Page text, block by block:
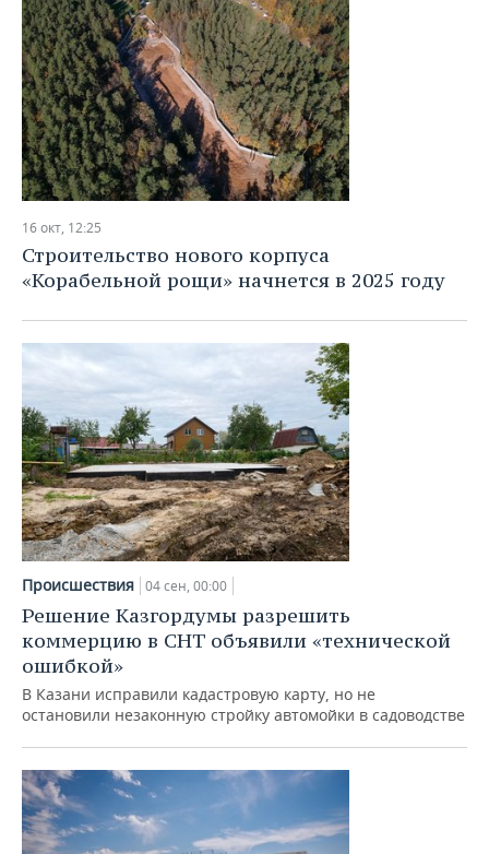
16 окт, 12:25
Строительство нового корпуса
«Корабельной рощи» начнется в 2025 году
Происшествия 04 сен, 00:00
Решение Казгордумы разрешить
коммерцию в СНТ объявили «технической
ошибкой»
В Казани исправили кадастровую карту, но не
остановили незаконную стройку автомойки в садоводстве